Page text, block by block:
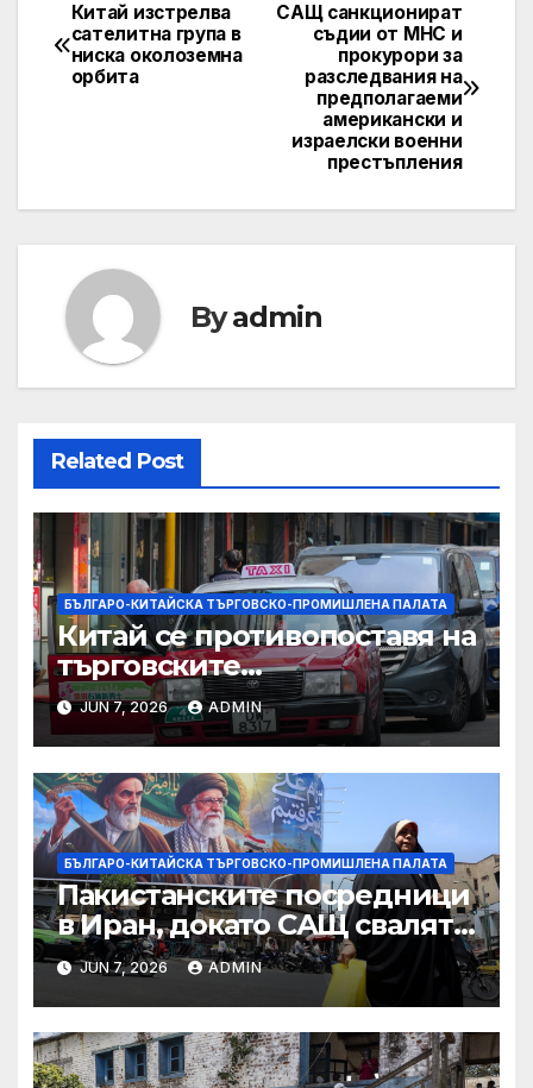
Post
navigation
САЩ санкционират
съдии от МНС и
прокурори за
разследвания на
предполагаеми
американски и
израелски военни
престъпления
Китай изстрелва
сателитна група в
ниска околоземна
орбита
Byadmin
Related Post
БЪЛГАРО-КИТАЙСКА ТЪРГОВСКО-ПРОМИШЛЕНА ПАЛАТА
Китай се противопоставя на
търговските
ограничителни мерки на
САЩ във връзка с искове за
принудителен труд:
Министерство на
търговията
JUN 7, 2026 ADMIN
БЪЛГАРО-КИТАЙСКА ТЪРГОВСКО-ПРОМИШЛЕНА ПАЛАТА
Пакистанските посредници
в Иран, докато САЩ свалят
дронове, Ливан търси мир
JUN 7, 2026 ADMIN